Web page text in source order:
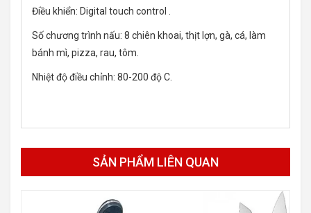
Điều khiển: Digital touch control .
Số chương trình nấu: 8 chiên khoai, thịt lợn, gà, cá, làm
bánh mì, pizza, rau, tôm.
Nhiệt độ điều chỉnh: 80-200 độ C.
SẢN PHẨM LIÊN QUAN